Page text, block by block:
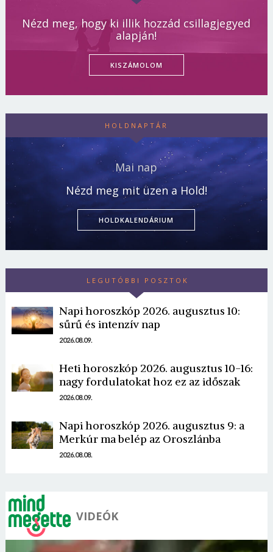
Nézd meg, hogy ki illik hozzád csillagjegyed
alapján!
KISZÁMOLOM
HOLDNAPTÁR
Mai nap
Nézd meg mit üzen a Hold!
HOLDKALENDÁRIUM
LEGUTÓBBI POSZTOK
Napi horoszkóp 2026. augusztus 10:
sűrű és intenzív nap
2026.08.09.
Heti horoszkóp 2026. augusztus 10-16:
nagy fordulatokat hoz ez az időszak
2026.08.09.
Napi horoszkóp 2026. augusztus 9: a
Merkúr ma belép az Oroszlánba
2026.08.08.
VIDEÓK